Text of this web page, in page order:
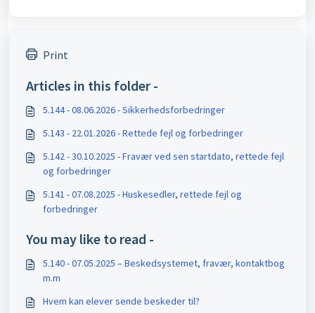
Print
Articles in this folder -
5.144 - 08.06.2026 - Sikkerhedsforbedringer
5.143 - 22.01.2026 - Rettede fejl og forbedringer
5.142 - 30.10.2025 - Fravær ved sen startdato, rettede fejl
og forbedringer
5.141 - 07.08.2025 - Huskesedler, rettede fejl og
forbedringer
You may like to read -
5.140 - 07.05.2025 – Beskedsystemet, fravær, kontaktbog
m.m
Hvem kan elever sende beskeder til?